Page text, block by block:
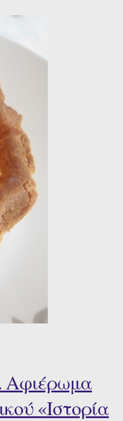
Αφιέρωμα
«Ιστορία